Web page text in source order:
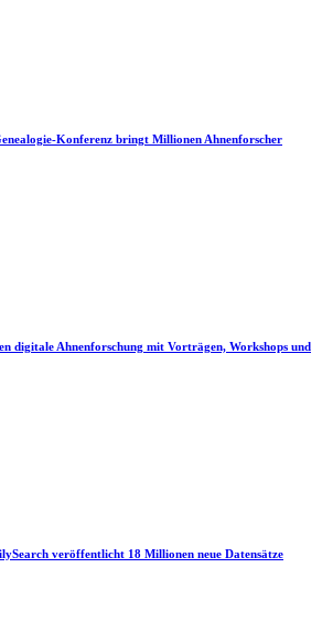
Konferenz bringt Millionen Ahnenforscher
digitale Ahnenforschung mit Vorträgen, Workshops und
veröffentlicht 18 Millionen neue Datensätze